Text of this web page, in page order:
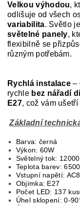
Velkou výhodou,
odlišuje od všech
variabilita. Světlo
světelné panely,
flexibilně se
různým potřebám.
Rychlá instalace –
rychle bez nářadí
E27, což vám
Základní
Barva: černá
Výkon: 60W
Světelný tok:
Teplota barev:
Vstupní napětí:
Objímka: E27
Počet LED: 137
Úhel sklopení: 0-